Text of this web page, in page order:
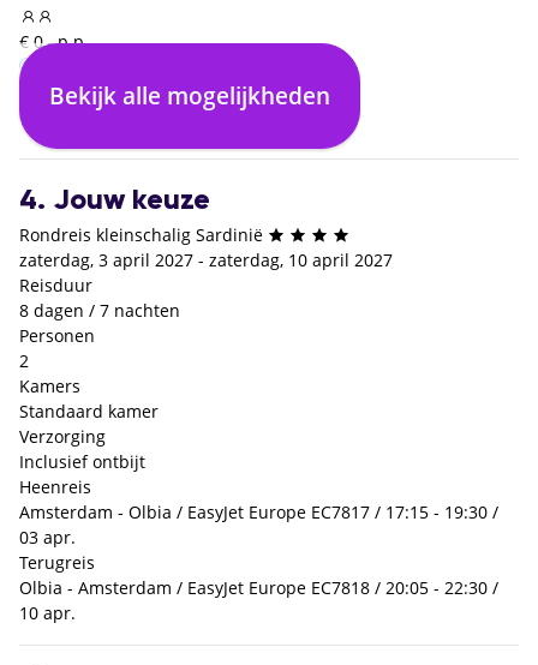
€ 0,- p.p.
Inclusief ontbijt
€ 0,- p.p.
Bekijk alle mogelijkheden
4. Jouw keuze
Rondreis kleinschalig Sardinië
zaterdag, 3 april 2027 - zaterdag, 10 april 2027
Reisduur
8 dagen / 7 nachten
Personen
2
Kamers
Standaard kamer
Verzorging
Inclusief ontbijt
Heenreis
Amsterdam - Olbia / EasyJet Europe EC7817 / 17:15 - 19:30 /
03 apr.
Terugreis
Olbia - Amsterdam / EasyJet Europe EC7818 / 20:05 - 22:30 /
10 apr.